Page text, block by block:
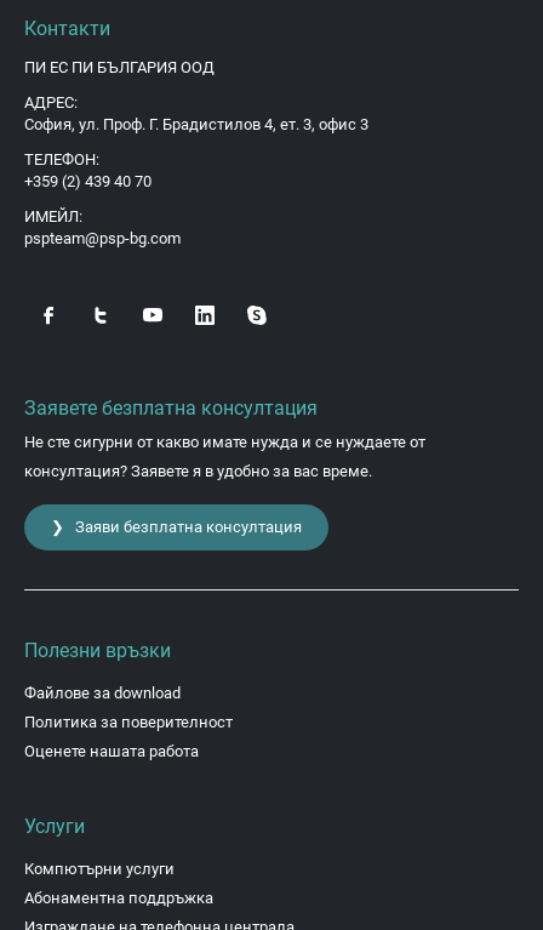
Контакти
ПИ ЕС ПИ БЪЛГАРИЯ ООД
АДРЕС:
София, ул. Проф. Г. Брадистилов 4, ет. 3, офис 3
ТЕЛЕФОН:
+359 (2) 439 40 70
ИМЕЙЛ:
pspteam@psp-bg.com
Заявете безплатна консултация
Не сте сигурни от какво имате нужда и се нуждаете от
консултация? Заявете я в удобно за вас време.
❯ Заяви безплатна консултация
Полезни връзки
Файлове за download
Политика за поверителност
Оценете нашата работа
Услуги
Компютърни услуги
Абонаментна поддръжка